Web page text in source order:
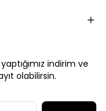
indirim ve
olabilirsin.